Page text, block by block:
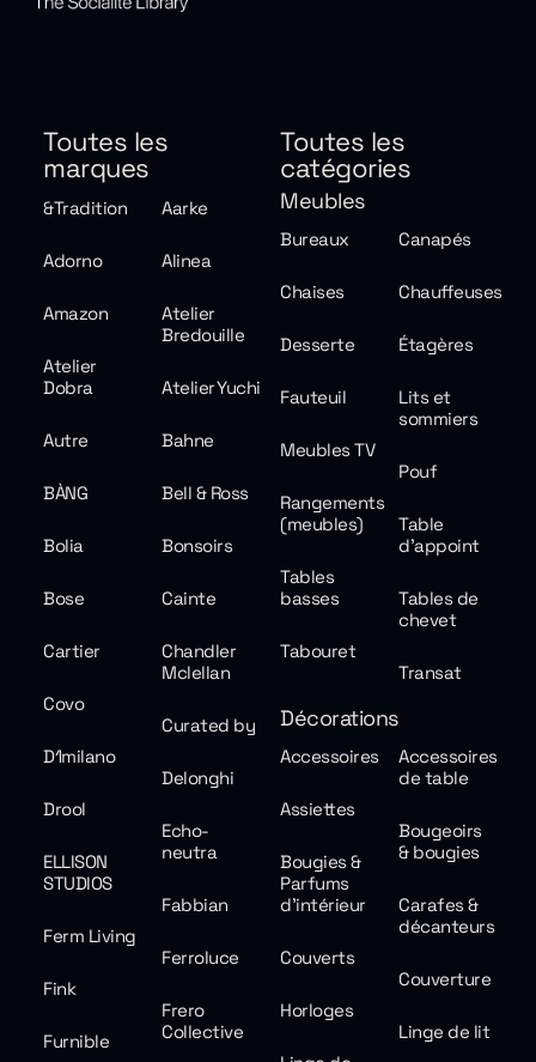
Toutes les
marques
&Tradition Aarke
Adorno Alinea
Amazon
Atelier
Bredouille
Atelier
Dobra
Atelier Yuchi
Autre Bahne
BÀNG Bell & Ross
Bolia Bonsoirs
Bose Cainte
Cartier
Chandler
Mclellan
Covo
Curated by
D1milano
Delonghi
Drool
Echo-
neutra
ELLISON
STUDIOS
Fabbian
Ferm Living
Ferroluce
Fink
Frero
Collective
Furnible
Toutes les
catégories
Meubles
Bureaux Canapés
Chaises Chauffeuses
Desserte Étagères
Fauteuil
Lits et
sommiers
Meubles TV
Pouf
Rangements
(meubles)
Table
d'appoint
Tables
basses
Tables de
chevet
Tabouret
Transat
Décorations
Accessoires
Accessoires
de table
Assiettes
Bougeoirs
& bougies
Bougies &
Parfums
d'intérieur
Carafes &
décanteurs
Couverts
Couverture
Horloges
Linge de lit